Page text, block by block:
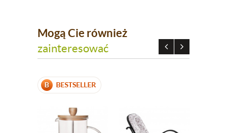
Mogą Cie również
zainteresować